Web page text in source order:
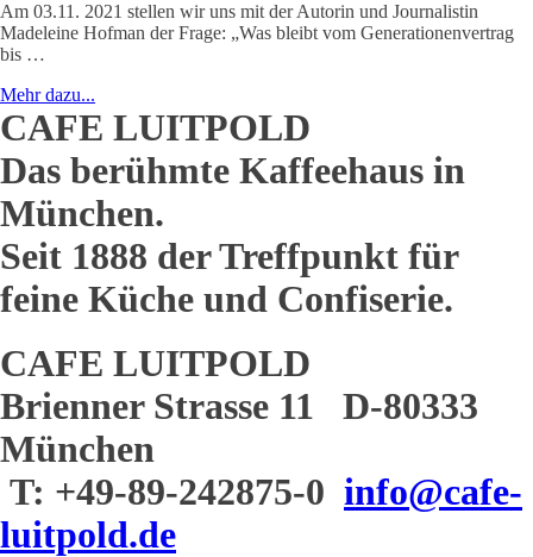
Am 03.11. 2021 stellen wir uns mit der Autorin und Journalistin
Madeleine Hofman der Frage: „Was bleibt vom Generationenvertrag
bis …
Mehr dazu...
CAFE LUITPOLD
Das berühmte Kaffeehaus in
München.
Seit 1888 der Treffpunkt für
feine Küche und Confiserie.
CAFE LUITPOLD
Brienner Strasse 11 D-80333
München
T: +49-89-242875-0 info@cafe-
luitpold.de